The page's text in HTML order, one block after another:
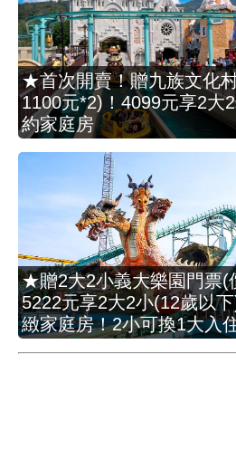
★首次開賣！贈九族文化
1100元*2)！4099元享2大
約家庭房
★贈2大2小義大樂園門票(
5222元享2大2小(12歲以
緻家庭房！2小可換1大入